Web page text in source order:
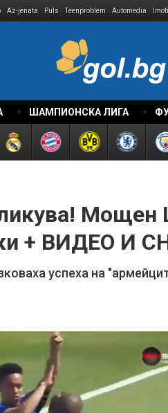
Az-jenata Puls Teenproblem Automedia
ШАМПИОНСКА ЛИГА
Мощен
+ ВИДЕО И
успеха на